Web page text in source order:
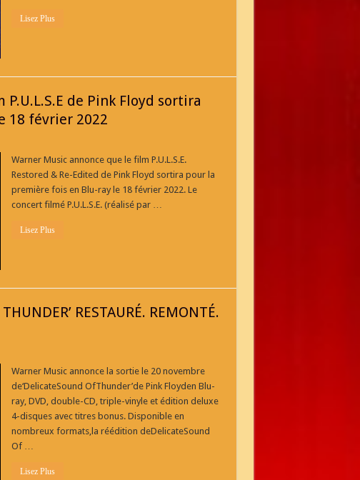
Lisez Plus
de Pink Floyd sortira
18 février 2022
Warner Music annonce que le film P.U.L.S.E.
Restored & Re-Edited de Pink Floyd sortira pour la
première fois en Blu-ray le 18 février 2022. Le
concert filmé P.U.L.S.E. (réalisé par …
Lisez Plus
RESTAURÉ. REMONTÉ.
Warner Music annonce la sortie le 20 novembre
de‘DelicateSound OfThunder’de Pink Floyden Blu-
ray, DVD, double-CD, triple-vinyle et édition deluxe
4-disques avec titres bonus. Disponible en
nombreux formats,la réédition deDelicateSound
Of …
Lisez Plus